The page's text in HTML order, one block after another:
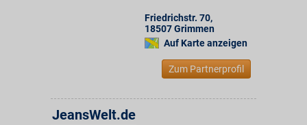
Friedrichstr. 70,
18507Grimmen
Auf Karte anzeigen
Zum Partnerprofil
JeansWelt.de